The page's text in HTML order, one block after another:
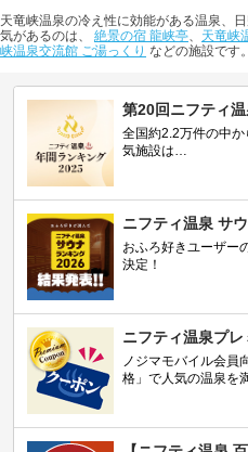
天竜峡温泉の冷え性に効能がある温泉、
気があるのは、 絶景の宿 龍峡亭 天竜峡
峡温泉交流館 ご湯っくり などの施設です
第20回ニフティ
全国約2.2万件の中
気施設は…
ニフティ温泉 サ
おふろ好きユーザー
決定！
ニフティ温泉プ
ノジマモバイル会
格」で人気の温泉を